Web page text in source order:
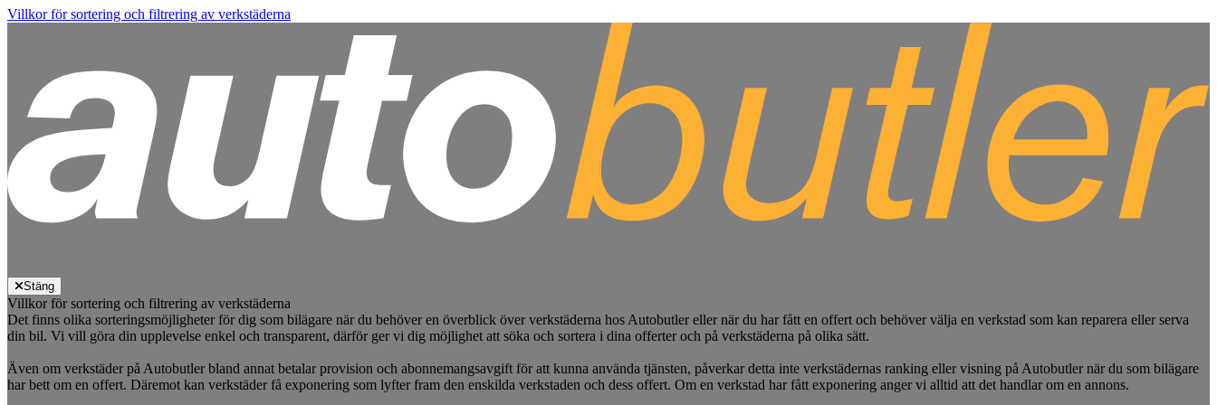
Villkor för sortering och filtrering av verkstäderna
Stäng
Villkor för sortering och filtrering av verkstäderna
Det finns olika sorteringsmöjligheter för dig som bilägare när du behöver en överblick över verkstäderna hos Autobutler eller när du har fått en offert och behöver välja en verkstad som kan reparera eller serva
din bil. Vi vill göra din upplevelse enkel och transparent, därför ger vi dig möjlighet att söka och sortera i dina offerter och på verkstäderna på olika sätt.
Även om verkstäder på Autobutler bland annat betalar provision och abonnemangsavgift för att kunna använda tjänsten, påverkar detta inte verkstädernas ranking eller visning på Autobutler när du som bilägare
har bett om en offert. Däremot kan verkstäder få exponering som lyfter fram den enskilda verkstaden och dess offert. Om en verkstad har fått exponering anger vi alltid att det handlar om en annons.